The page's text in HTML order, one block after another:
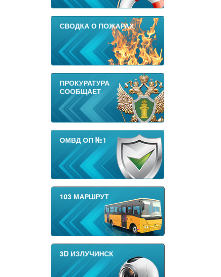
СВОДКА О ПОЖАРАХ
ПРОКУРАТУРА
СООБЩАЕТ
ОМВД ОП №1
103 МАРШРУТ
3D ИЗЛУЧИНСК